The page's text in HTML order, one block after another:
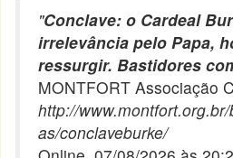
"Conclave: o Cardeal
irrelevância pelo Papa,
ressurgir. Bastidores
MONTFORT Associação
http://
as/conclaveburke/